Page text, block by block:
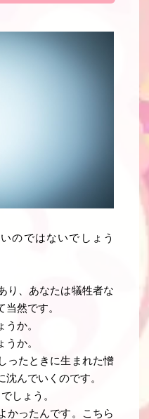
のではないでしょう
り、あなたは犠牲者な
然です。
か。
うか。
ったときに生まれた憎
沈んでいくのです。
しょう。
かったんです。こちら